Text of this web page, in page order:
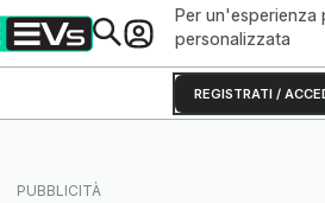
Per un'esperienza
personalizzata
REGISTRATI /